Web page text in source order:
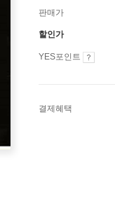
판매가
할인가
YES포인트
결제혜택